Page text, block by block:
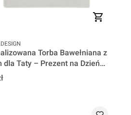
Torba Bawełniana z
dla Taty – Prezent na Dzień
Dad